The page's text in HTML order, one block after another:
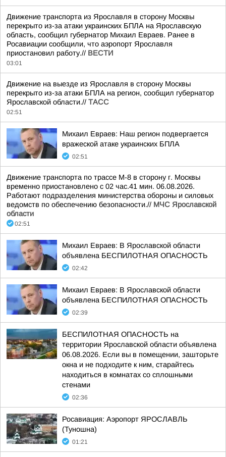
Движение транспорта из Ярославля в сторону Москвы
перекрыто из-за атаки украинских БПЛА на Ярославскую
область, сообщил губернатор Михаил Евраев. Ранее в
Росавиации сообщили, что аэропорт Ярославля
приостановил работу.// ВЕСТИ
03:01
Движение на выезде из Ярославля в сторону Москвы
перекрыто из-за атаки БПЛА на регион, сообщил губернатор
Ярославской области.// ТАСС
02:51
Михаил Евраев: Наш регион подвергается
вражеской атаке украинских БПЛА
02:51
Движение транспорта по трассе М-8 в сторону г. Москвы
временно приостановлено с 02 час.41 мин. 06.08.2026.
Работают подразделения министерства обороны и силовых
ведомств по обеспечению безопасности.// МЧС Ярославской
области
02:51
Михаил Евраев: В Ярославской области
объявлена БЕСПИЛОТНАЯ ОПАСНОСТЬ
02:42
Михаил Евраев: В Ярославской области
объявлена БЕСПИЛОТНАЯ ОПАСНОСТЬ
02:39
БЕСПИЛОТНАЯ ОПАСНОСТЬ на
территории Ярославской области объявлена
06.08.2026. Если вы в помещении, зашторьте
окна и не подходите к ним, старайтесь
находиться в комнатах со сплошными
стенами
02:36
Росавиация: Аэропорт ЯРОСЛАВЛЬ
(Туношна)
01:21